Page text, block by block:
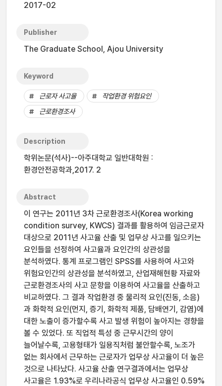
2017-02
Publisher
The Graduate School, Ajou University
Keyword
근로자 사고율
작업환경 위험요인
근로환경조사
Description
학위논문(석사)--아주대학교 일반대학원 :
환경안전공학과,2017. 2
Abstract
이 연구는 2011년 3차 근로환경조사(Korea working
condition survey, KWCS) 결과를 활용하여 임금근로자
대상으로 2011년 사고율 산출 및 업무상 사고를 일으키는
요인들을 선정하여 사고율과 요인간의 상관성을
분석하였다. 통계 프로그램인 SPSS를 사용하여 사고와
위험요인간의 상관성을 분석하였고, 산업재해현황 자료와
근로환경조사의 사고 문항을 이용하여 사고율을 산출하고
비교하였다. 그 결과 작업환경 중 물리적 요인(진동, 소음)
과 화학적 요인(먼지, 증기, 화학적 제품, 담배연기, 감염)에
대한 노출이 증가할수록 사고 발생 위험이 높아지는 경향을
볼 수 있었다. 또 직업적 특성 중 근무시간의 양이
늘어날수록, 고용형태가 일용직처럼 불안할수록, 노조가
없는 회사에서 근무하는 근로자가 업무상 사고율이 더 높은
것으로 나타났다. 사고율 산출 연구결과에서는 업무상
사고율은 1.93%로 우리나라공식 업무상 사고율인 0.59%